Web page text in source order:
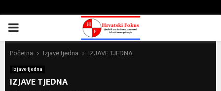
PRIMARY
MENU
Početna Izjave tjedna IZJAVE TJEDNA
Izjave tjedna
IZJAVE TJEDNA